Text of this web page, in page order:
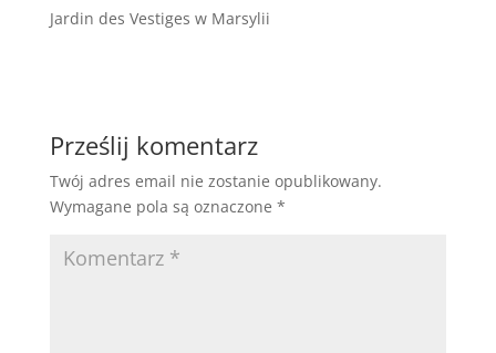
Jardin des Vestiges w Marsylii
Prześlij komentarz
Twój adres email nie zostanie opublikowany.
Wymagane pola są oznaczone *